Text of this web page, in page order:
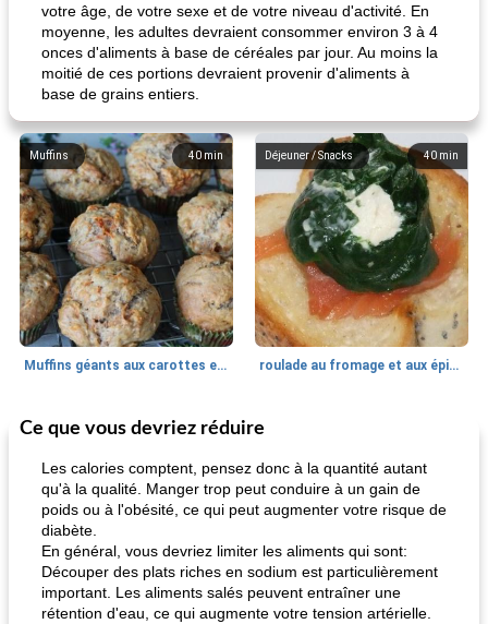
votre âge, de votre sexe et de votre niveau d'activité. En
moyenne, les adultes devraient consommer environ 3 à 4
onces d'aliments à base de céréales par jour. Au moins la
moitié de ces portions devraient provenir d'aliments à
base de grains entiers.
40 min
Muffins
Muffins géants aux carottes et à la banane de Nif
40 min
Déjeuner / Snacks
roulade au fromage et aux épinards
30 min
Marques de confiance: recettes et
astuces
Ce que vous devriez réduire
Les calories comptent, pensez donc à la quantité autant
qu'à la qualité. Manger trop peut conduire à un gain de
poids ou à l'obésité, ce qui peut augmenter votre risque de
diabète.
En général, vous devriez limiter les aliments qui sont:
Découper des plats riches en sodium est particulièrement
important. Les aliments salés peuvent entraîner une
rétention d'eau, ce qui augmente votre tension artérielle.